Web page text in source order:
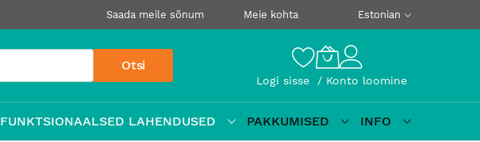
Saada meile sõnum Meie kohta Estonian
Otsi
Logi sisse Konto loomine
FUNKTSIONAALSED LAHENDUSED PAKKUMISED
INFO